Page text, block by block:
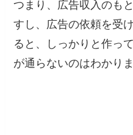
つまり、広告収入のも
すし、広告の依頼を受
ると、しっかりと作っ
が通らないのはわかりま